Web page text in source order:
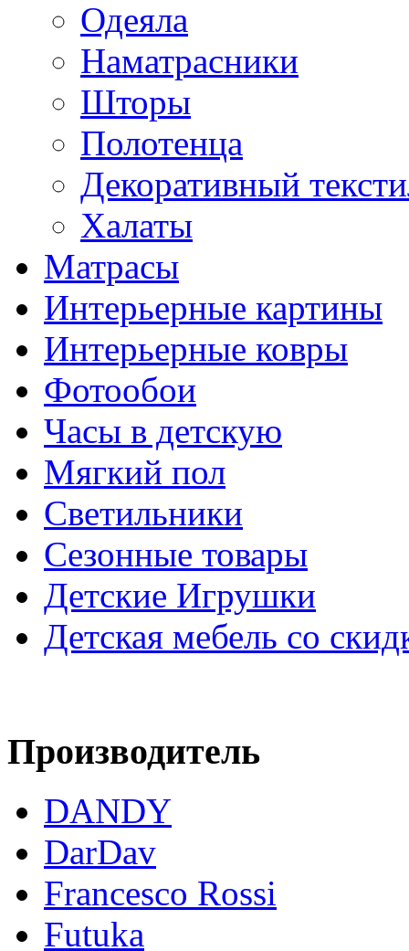
Одеяла
Наматрасники
Шторы
Полотенца
Декоративный
Халаты
Матрасы
Интерьерные картины
Интерьерные ковры
Фотообои
Часы в детскую
Мягкий пол
Светильники
Сезонные товары
Детские Игрушки
Детская мебель со
Производитель
DANDY
DarDav
Francesco Rossi
Futuka